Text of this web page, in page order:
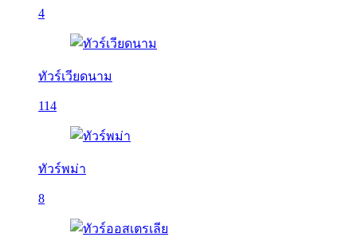
4
ทัวร์เวียดนาม
114
ทัวร์พม่า
8